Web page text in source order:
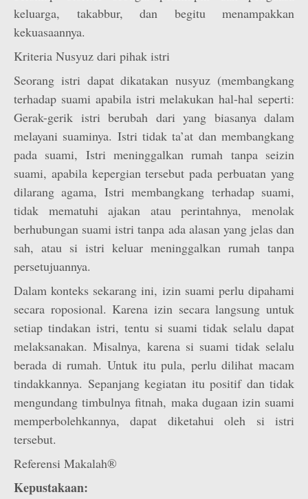
keluarga, takabbur, dan begitu menampakkan
kekuasaannya.
Kriteria Nusyuz dari pihak istri
Seorang istri dapat dikatakan nusyuz (membangkang
terhadap suami apabila istri melakukan hal-hal seperti:
Gerak-gerik istri berubah dari yang biasanya dalam
melayani suaminya. Istri tidak ta’at dan membangkang
pada suami, Istri meninggalkan rumah tanpa seizin
suami, apabila kepergian tersebut pada perbuatan yang
dilarang agama, Istri membangkang terhadap suami,
tidak mematuhi ajakan atau perintahnya, menolak
berhubungan suami istri tanpa ada alasan yang jelas dan
sah, atau si istri keluar meninggalkan rumah tanpa
persetujuannya.
Dalam konteks sekarang ini, izin suami perlu dipahami
secara roposional. Karena izin secara langsung untuk
setiap tindakan istri, tentu si suami tidak selalu dapat
melaksanakan. Misalnya, karena si suami tidak selalu
berada di rumah. Untuk itu pula, perlu dilihat macam
tindakkannya. Sepanjang kegiatan itu positif dan tidak
mengundang timbulnya fitnah, maka dugaan izin suami
memperbolehkannya, dapat diketahui oleh si istri
tersebut.
Referensi Makalah®
Kepustakaan: